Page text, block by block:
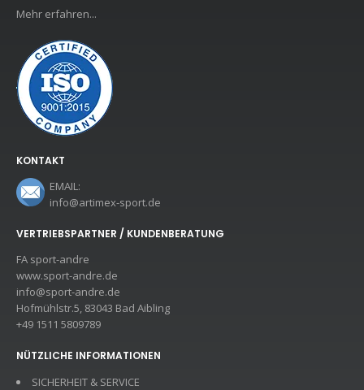
Mehr erfahren...
KONTAKT
EMAIL:
info@artimex-sport.de
VERTRIEBSPARTNER / KUNDENBERATUNG
FA sport-andre
www.sport-andre.de
info@sport-andre.de
Hofmühlstr.5, 83043 Bad Aibling
+49 1511 5809789
NÜTZLICHE INFORMATIONEN
SICHERHEIT & SERVICE